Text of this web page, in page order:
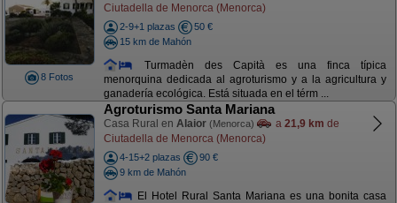
8 Fotos
Ciutadella de Menorca (Menorca)
2-9+1 plazas
50 €
15 km de Mahón
Turmadèn des Capità es una finca típica
menorquina dedicada al agroturismo y a la agricultura y
ganadería ecológica. Está situada en el térm ...
Agroturismo Santa Mariana
Casa Rural en Alaior (Menorca) a 21,9 km de
Ciutadella de Menorca (Menorca)
4-15+2 plazas
90 €
9 km de Mahón
El Hotel Rural Santa Mariana es una bonita casa